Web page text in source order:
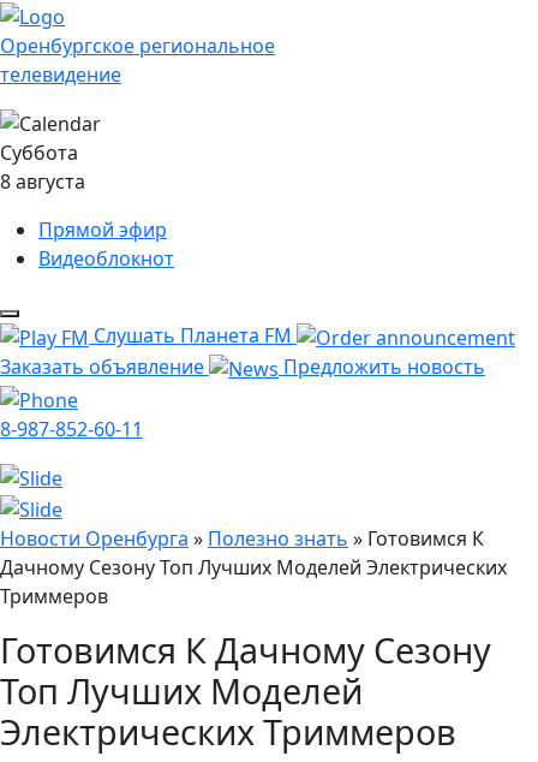
Оренбургское региональное
телевидение
Суббота
8 августа
Прямой эфир
Видеоблокнот
Слушать Планета FM
Заказать объявление
Предложить новость
8-987-852-60-11
Новости Оренбурга » Полезно знать » Готовимся К
Дачному Сезону Топ Лучших Моделей Электрических
Триммеров
Готовимся К Дачному Сезону
Топ Лучших Моделей
Электрических Триммеров